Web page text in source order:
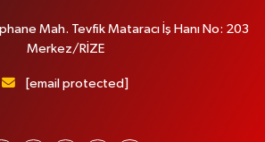
Mah. Tevfik Mataracı İş Hanı No: 203
Merkez/RİZE
[email protected]